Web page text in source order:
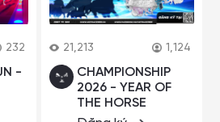
232
-
21,213 1,124
CHAMPIONSHIP
2026 - YEAR OF
THE HORSE